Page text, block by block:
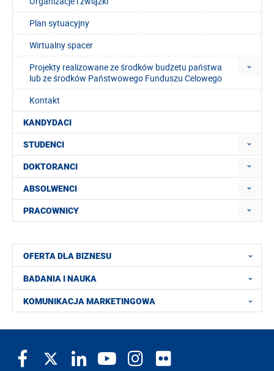
Plan sytuacyjny
Wirtualny spacer
Projekty realizowane ze środków budżetu państwa
lub ze środków Państwowego Funduszu Celowego
Kontakt
KANDYDACI
STUDENCI
DOKTORANCI
ABSOLWENCI
PRACOWNICY
OFERTA DLA BIZNESU
BADANIA I NAUKA
KOMUNIKACJA MARKETINGOWA